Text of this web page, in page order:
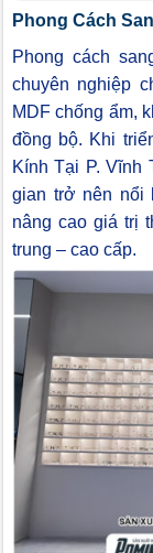
Phong Cách
Phong cách
chuyên nghiệp
MDF chống ẩm,
đồng bộ. Khi
Kính Tại P. Vĩnh
gian trở nên nổi
nâng cao giá trị
trung – cao cấp.